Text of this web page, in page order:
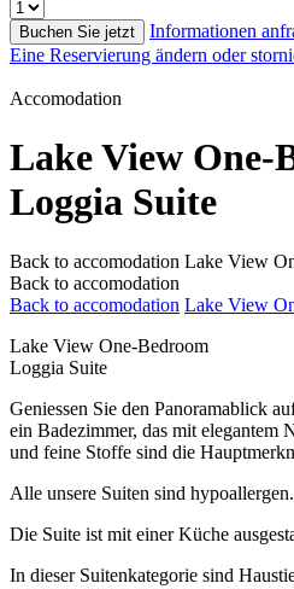
Buchen Sie jetzt
Informationen
Eine Reservierung ändern oder
Accomodation
Lake View One-
Loggia Suite
Back to accomodation Lake View
Back to accomodation
Back to accomodation Lake View
Lake View One-Bedroom
Loggia Suite
Geniessen Sie den Panoramablick
ein Badezimmer, das mit elegantem
und feine Stoffe sind die
Alle unsere Suiten sind hypoallergen.
Die Suite ist mit einer Küche
In dieser Suitenkategorie sind